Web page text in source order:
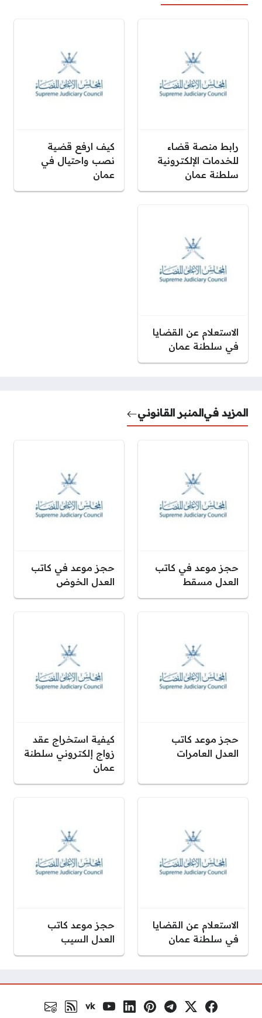
رابط منصة قضاء
للخدمات الإلكترونية
سلطنة عمان
كيف ارفع قضية
نصب واحتيال في
عمان
الاستعلام عن القضايا
في سلطنة عمان
المزيد فيالمنبر القانوني
حجز موعد في كاتب
العدل مسقط
حجز موعد في كاتب
العدل الخوض
حجز موعد كاتب
العدل العامرات
كيفية استخراج عقد
زواج إلكتروني سلطنة
عمان
الاستعلام عن القضايا
في سلطنة عمان
حجز موعد كاتب
العدل السيب
مواقع التواصل فيسبوكمنصة إكس
تلغرامبنترستلينكد إنيوتيوبvk
VK.com
رابط RSS البريد